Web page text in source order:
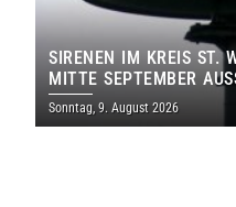
SIRENEN IM KREIS ST.
MITTE SEPTEMBER
Sonntag, 9. August 2026